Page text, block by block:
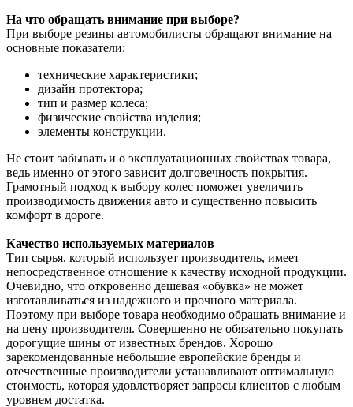
На что обращать внимание при выборе?
При выборе резины автомобилисты обращают внимание на
основные показатели:
технические характеристики;
дизайн протектора;
тип и размер колеса;
физические свойства изделия;
элементы конструкции.
Не стоит забывать и о эксплуатационных свойствах товара,
ведь именно от этого зависит долговечность покрытия.
Грамотный подход к выбору колес поможет увеличить
производимость движения авто и существенно повысить
комфорт в дороге.
Качество используемых материалов
Тип сырья, который использует производитель, имеет
непосредственное отношение к качеству исходной продукции.
Очевидно, что откровенно дешевая «обувка» не может
изготавливаться из надежного и прочного материала.
Поэтому при выборе товара необходимо обращать внимание и
на цену производителя. Совершенно не обязательно покупать
дорогущие шины от известных брендов. Хорошо
зарекомендованные небольшие европейские бренды и
отечественные производители устанавливают оптимальную
стоимость, которая удовлетворяет запросы клиентов с любым
уровнем достатка.